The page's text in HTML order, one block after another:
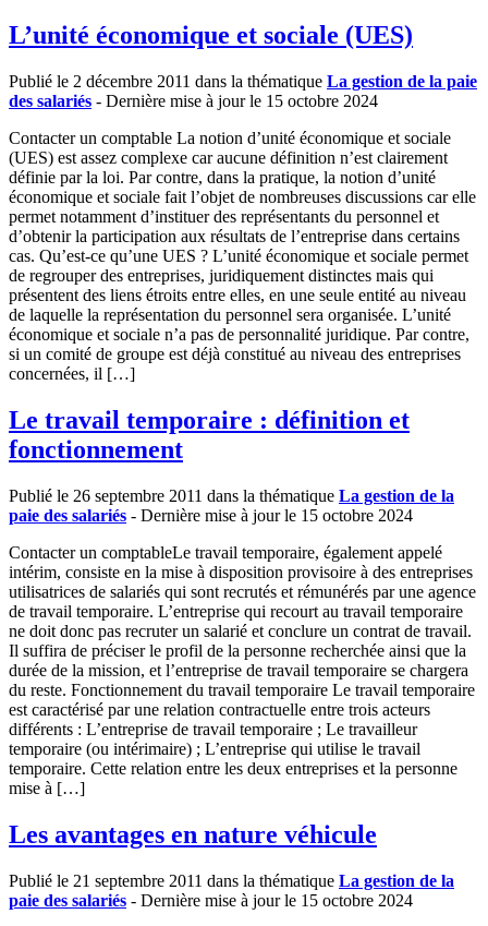
L’unité économique et sociale (UES)
Publié le 2 décembre 2011 dans la thématique La gestion de la paie
des salariés - Dernière mise à jour le 15 octobre 2024
Contacter un comptable La notion d’unité économique et sociale
(UES) est assez complexe car aucune définition n’est clairement
définie par la loi. Par contre, dans la pratique, la notion d’unité
économique et sociale fait l’objet de nombreuses discussions car elle
permet notamment d’instituer des représentants du personnel et
d’obtenir la participation aux résultats de l’entreprise dans certains
cas. Qu’est-ce qu’une UES ? L’unité économique et sociale permet
de regrouper des entreprises, juridiquement distinctes mais qui
présentent des liens étroits entre elles, en une seule entité au niveau
de laquelle la représentation du personnel sera organisée. L’unité
économique et sociale n’a pas de personnalité juridique. Par contre,
si un comité de groupe est déjà constitué au niveau des entreprises
concernées, il […]
Le travail temporaire : définition et
fonctionnement
Publié le 26 septembre 2011 dans la thématique La gestion de la
paie des salariés - Dernière mise à jour le 15 octobre 2024
Contacter un comptableLe travail temporaire, également appelé
intérim, consiste en la mise à disposition provisoire à des entreprises
utilisatrices de salariés qui sont recrutés et rémunérés par une agence
de travail temporaire. L’entreprise qui recourt au travail temporaire
ne doit donc pas recruter un salarié et conclure un contrat de travail.
Il suffira de préciser le profil de la personne recherchée ainsi que la
durée de la mission, et l’entreprise de travail temporaire se chargera
du reste. Fonctionnement du travail temporaire Le travail temporaire
est caractérisé par une relation contractuelle entre trois acteurs
différents : L’entreprise de travail temporaire ; Le travailleur
temporaire (ou intérimaire) ; L’entreprise qui utilise le travail
temporaire. Cette relation entre les deux entreprises et la personne
mise à […]
Les avantages en nature véhicule
Publié le 21 septembre 2011 dans la thématique La gestion de la
paie des salariés - Dernière mise à jour le 15 octobre 2024